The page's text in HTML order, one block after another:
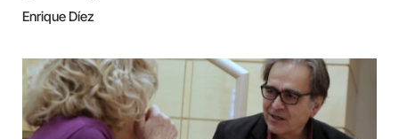
Enrique Díez